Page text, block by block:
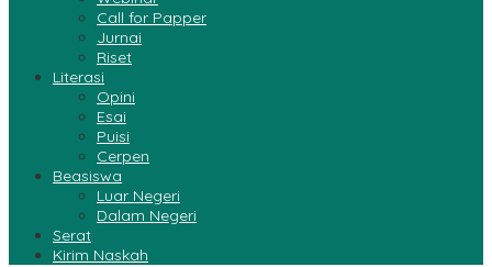
Call for Papper
Jurnai
Riset
Literasi
Opini
Esai
Puisi
Cerpen
Beasiswa
Luar Negeri
Dalam Negeri
Serat
Kirim Naskah